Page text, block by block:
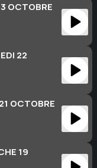
OCTOBRE
22
OCTOBRE
19